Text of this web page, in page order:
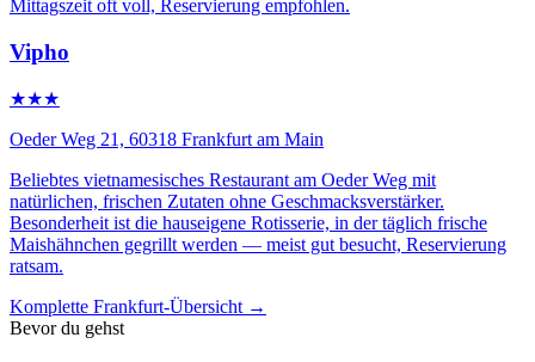
Mittagszeit oft voll, Reservierung empfohlen.
Vipho
★★★
Oeder Weg 21, 60318 Frankfurt am Main
Beliebtes vietnamesisches Restaurant am Oeder Weg mit
natürlichen, frischen Zutaten ohne Geschmacksverstärker.
Besonderheit ist die hauseigene Rotisserie, in der täglich frische
Maishähnchen gegrillt werden — meist gut besucht, Reservierung
ratsam.
Komplette Frankfurt-Übersicht →
Bevor du gehst